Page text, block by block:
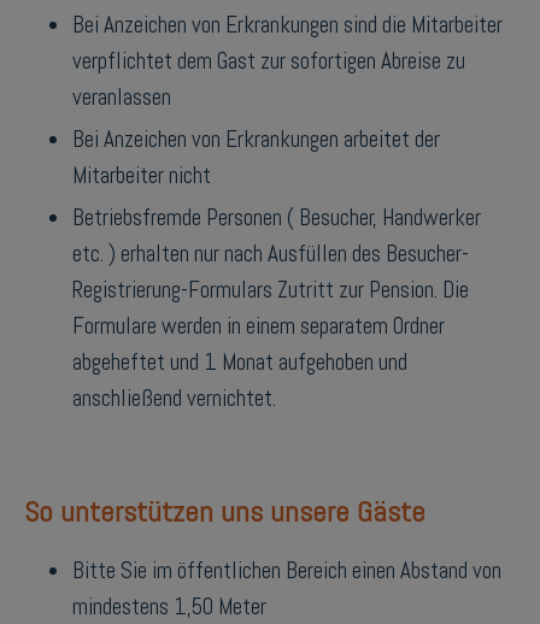
Bei Anzeichen von Erkrankungen sind die Mitarbeiter
verpflichtet dem Gast zur sofortigen Abreise zu
veranlassen
Bei Anzeichen von Erkrankungen arbeitet der
Mitarbeiter nicht
Betriebsfremde Personen ( Besucher, Handwerker
etc. ) erhalten nur nach Ausfüllen des Besucher-
Registrierung-Formulars Zutritt zur Pension. Die
Formulare werden in einem separatem Ordner
abgeheftet und 1 Monat aufgehoben und
anschließend vernichtet.
So unterstützen uns unsere Gäste
Bitte Sie im öffentlichen Bereich einen Abstand von
mindestens 1,50 Meter